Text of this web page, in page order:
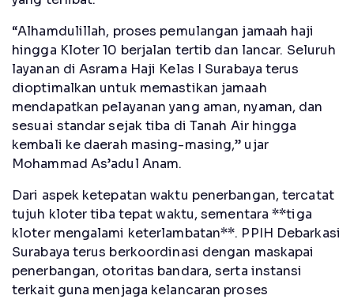
“Alhamdulillah, proses pemulangan jamaah haji
hingga Kloter 10 berjalan tertib dan lancar. Seluruh
layanan di Asrama Haji Kelas I Surabaya terus
dioptimalkan untuk memastikan jamaah
mendapatkan pelayanan yang aman, nyaman, dan
sesuai standar sejak tiba di Tanah Air hingga
kembali ke daerah masing-masing,” ujar
Mohammad As’adul Anam.
Dari aspek ketepatan waktu penerbangan, tercatat
tujuh kloter tiba tepat waktu, sementara **tiga
kloter mengalami keterlambatan**. PPIH Debarkasi
Surabaya terus berkoordinasi dengan maskapai
penerbangan, otoritas bandara, serta instansi
terkait guna menjaga kelancaran proses